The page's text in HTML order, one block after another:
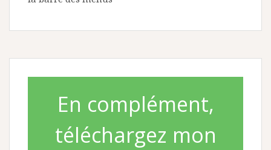
En complément,
téléchargez mon